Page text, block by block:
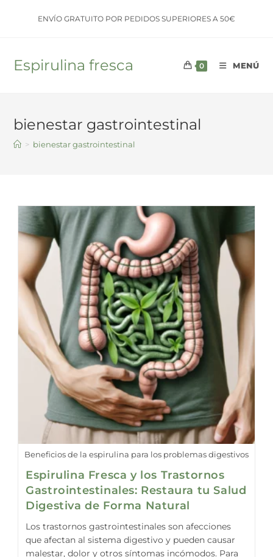
ENVÍO GRATUITO POR PEDIDOS SUPERIORES A 50€
Espirulina fresca 0 MENÚ
bienestar gastrointestinal
> bienestar gastrointestinal
Beneficios de la espirulina para los problemas digestivos
Espirulina Fresca y los Trastornos
Gastrointestinales: Restaura tu Salud
Digestiva de Forma Natural
Los trastornos gastrointestinales son afecciones
que afectan al sistema digestivo y pueden causar
malestar, dolor y otros síntomas incómodos. Para